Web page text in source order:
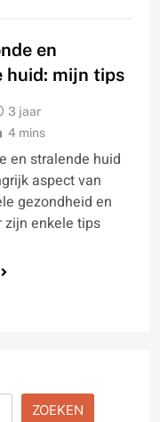
en
huid: mijn tips
3 jaar
4 mins
en stralende huid
aspect van
gezondheid en
zijn enkele tips
ZOEKEN